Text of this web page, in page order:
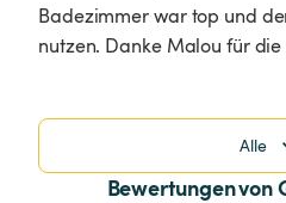
Badezimmer war top und
nutzen. Danke Malou für
Alle
Bewertungen von